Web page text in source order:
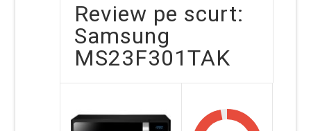
Review pe scurt:
Samsung
MS23F301TAK